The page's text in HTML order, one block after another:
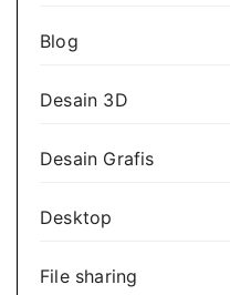
Blog
Desain 3D
Desain Grafis
Desktop
File sharing